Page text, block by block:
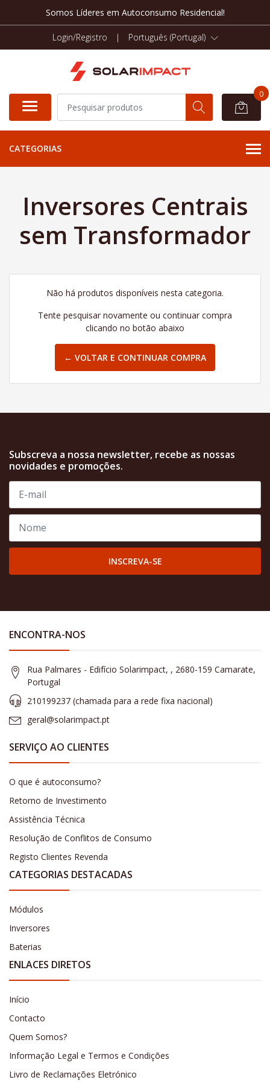
Somos Líderes em Autoconsumo Residencial!
Login/Registro | Português (Portugal)
0
CATEGORIAS
Inversores Centrais
sem Transformador
Não há produtos disponíveis nesta categoria.
Tente pesquisar novamente ou continuar compra
clicando no botão abaixo
← VOLTAR E CONTINUAR COMPRA
Subscreva a nossa newsletter, recebe as nossas
novidades e promoções.
INSCREVA-SE
ENCONTRA-NOS
Rua Palmares - Edifício Solarimpact, , 2680-159 Camarate,
Portugal
210199237 (​chamada para a rede fixa nacional)
geral@solarimpact.pt
SERVIÇO AO CLIENTES
O que é autoconsumo?
Retorno de Investimento
Assistência Técnica
Resolução de Conflitos de Consumo
Registo Clientes Revenda
CATEGORIAS DESTACADAS
Módulos
Inversores
Baterias
ENLACES DIRETOS
Início
Contacto
Quem Somos?
Informação Legal e Termos e Condições
Livro de Reclamações Eletrónico